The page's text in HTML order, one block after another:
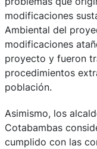
modificaciones
Ambiental del
modificaciones
proyecto y fueron
procedimientos
población.
Asimismo, los
Cotabambas
cumplido con las